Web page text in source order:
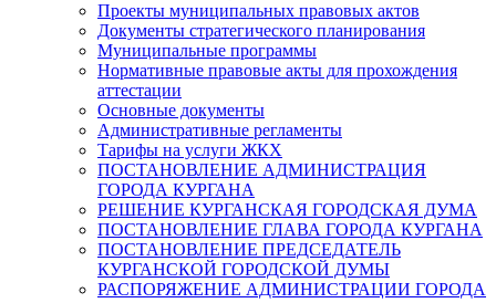
Проекты муниципальных правовых актов
Документы стратегического планирования
Муниципальные программы
Нормативные правовые акты для прохождения
аттестации
Основные документы
Административные регламенты
Тарифы на услуги ЖКХ
ПОСТАНОВЛЕНИЕ АДМИНИСТРАЦИЯ
ГОРОДА КУРГАНА
РЕШЕНИЕ КУРГАНСКАЯ ГОРОДСКАЯ ДУМА
ПОСТАНОВЛЕНИЕ ГЛАВА ГОРОДА КУРГАНА
ПОСТАНОВЛЕНИЕ ПРЕДСЕДАТЕЛЬ
КУРГАНСКОЙ ГОРОДСКОЙ ДУМЫ
РАСПОРЯЖЕНИЕ АДМИНИСТРАЦИИ ГОРОДА